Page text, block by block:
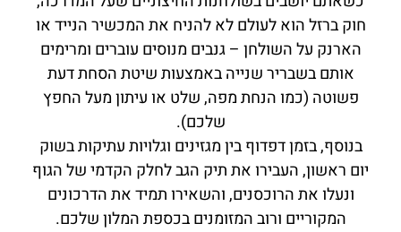
חוק ברזל הוא לעולם לא להניח את המכשיר הנייד או
הארנק על השולחן – גנבים מנוסים עוברים ומרימים
אותם בשבריר שנייה באמצעות שיטת הסחת דעת
פשוטה (כמו הנחת מפה, שלט או עיתון מעל החפץ
שלכם).
בנוסף, בזמן דפדוף בין מגזינים וגלויות עתיקות בשוק
יום ראשון, העבירו את תיק הגב לחלק הקדמי של הגוף
ונעלו את הרוכסנים, והשאירו תמיד את הדרכונים
המקוריים ורוב המזומנים בכספת המלון שלכם.